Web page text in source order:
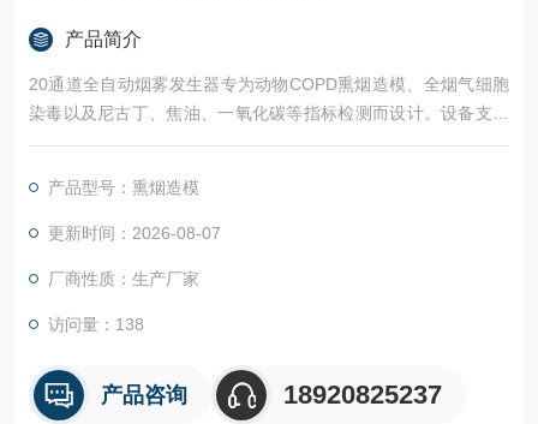
产品简介
20通道全自动烟雾发生器专为动物COPD熏烟造模、全烟气细胞
染毒以及尼古丁、焦油、一氧化碳等指标检测而设计。设备支持
主流与次流烟气输出，实验前可一次性预装20支香烟，并由系统
产品型号：熏烟造模
更新时间：2026-08-07
厂商性质：生产厂家
访问量：138
产品咨询 18920825237